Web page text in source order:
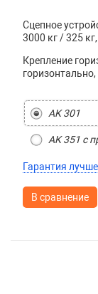
Сцепное
3000 кг / 325
Крепление
AK 301
AK 351 с
Гарантия
В сравнение